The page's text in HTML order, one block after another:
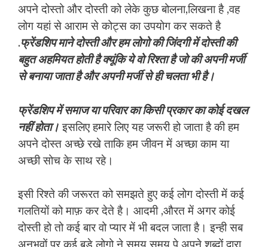
अपने दोस्तो और दोस्ती को लेके कुछ बोलना,लिखना है ,वह
लोग यहां से आराम से कोट्स का उपयोग कर सकते है
.फ्रेंडशिप माने दोस्ती और हम लोगो की जिंदगी में दोस्ती की
बहुत अहमियत होती है क्यूंकि ये वो रिश्ता है जो की अपनी मर्जी
से बनाया जाता है और अपनी मर्जी से ही चलता भी है।
फ्रेंडशिप में समाज या परिवार का किसी प्रकार का कोई दखल
नहीं होता। इसलिए हमारे लिए यह जरूरी हो जाता है की हम
अपने दोस्त अच्छे रखे ताकि हम जीवन में अच्छा काम या
अच्छी सोच के साथ रहे।
इसी रिश्ते की जरूरत को समझते हुए कई लोग दोस्ती में कई
गलतियों को माफ़ कर देते है। आदमी ,औरत में अगर कोई
दोस्ती हो तो कई बार वो प्यार में भी बदल जाता है। इन्ही सब